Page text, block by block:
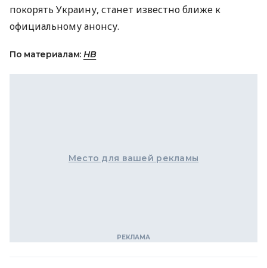
покорять Украину, станет известно ближе к
официальному анонсу.
По материалам: НВ
Место для вашей рекламы